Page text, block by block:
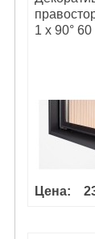
1 x 90°
Цена: